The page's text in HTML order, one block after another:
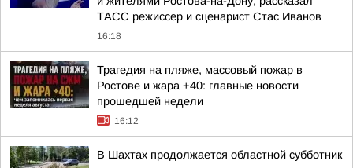
ТАСС режиссер и сценарист Стас Иванов
16:18
Трагедия на пляже, массовый пожар в
Ростове и жара +40: главные новости
прошедшей недели
16:12
В Шахтах продолжается областной субботник